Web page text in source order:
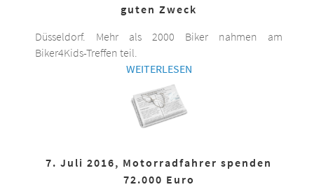
guten Zweck
Düsseldorf. Mehr als 2000 Biker nahmen am
Biker4Kids-Treffen teil.
WEITERLESEN
7. Juli 2016, Motorradfahrer spenden
72.000 Euro